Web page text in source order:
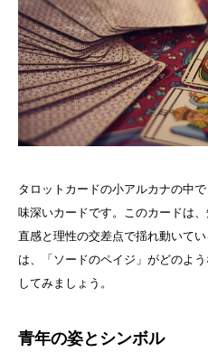
タロットカードの小アルカナの中
味深いカードです。このカードは
直感と理性の交差点で揺れ動いて
は、「ソードのペイジ」がどのよ
してみましょう。
青年の姿とシンボル